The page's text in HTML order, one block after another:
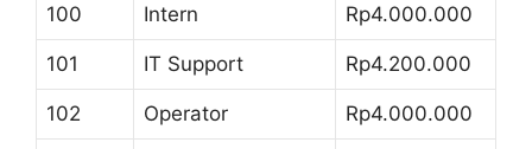
100 Intern Rp4.000.000
101 IT Support Rp4.200.000
102 Operator Rp4.000.000